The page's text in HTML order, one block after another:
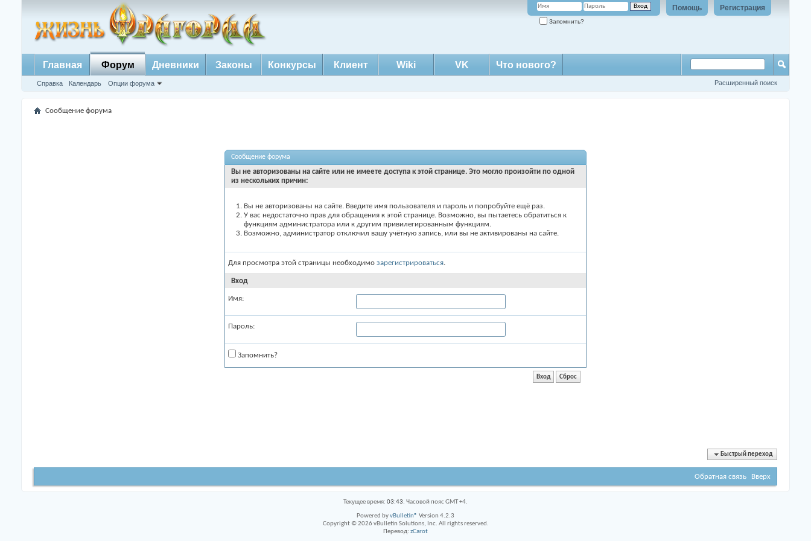
Регистрация
Помощь
Запомнить?
Главная Форум
Справка Календарь Опции форума
Дневники Законы Конкурсы Клиент Wiki VK Что нового?
Расширенный поиск
Сообщение форума
Сообщение форума
Вы не авторизованы на сайте или не имеете доступа к этой странице. Это могло произойти по одной
из нескольких причин:
Вы не авторизованы на сайте. Введите имя пользователя и пароль и попробуйте ещё раз.
У вас недостаточно прав для обращения к этой странице. Возможно, вы пытаетесь обратиться к
функциям администратора или к другим привилегированным функциям.
Возможно, администратор отключил вашу учётную запись, или вы не активированы на сайте.
Для просмотра этой страницы необходимо зарегистрироваться.
Вход
Имя:
Пароль:
Запомнить?
Быстрый переход
Обратная связь Вверх
Текущее время: 03:43. Часовой пояс GMT +4.
Powered byvBulletin® Version 4.2.3
Copyright © 2026 vBulletin Solutions, Inc. All rights reserved.
Перевод: zCarot